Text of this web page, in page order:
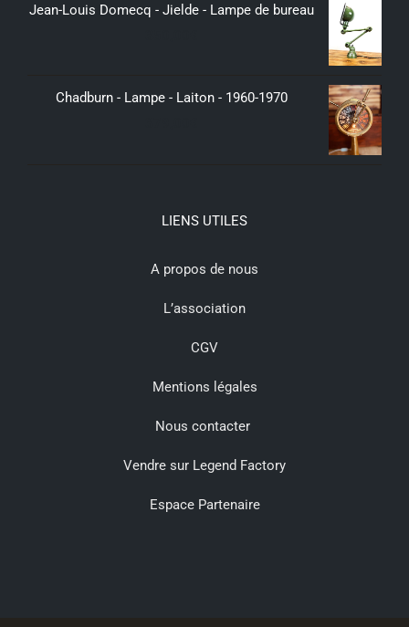
Jean-Louis Domecq - Jielde - Lampe de bureau
Chadburn - Lampe - Laiton - 1960-1970
LIENS UTILES
A propos de nous
L’association
CGV
Mentions légales
Nous contacter
Vendre sur Legend Factory
Espace Partenaire